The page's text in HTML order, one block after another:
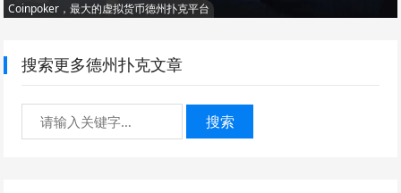
Coinpoker，最大的虚拟货币德州扑克平台
搜索更多德州扑克文章
搜索